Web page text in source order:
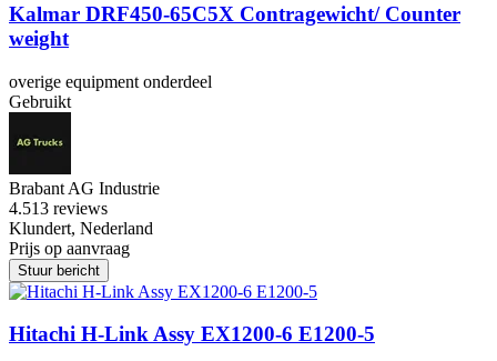
Kalmar DRF450-65C5X Contragewicht/ Counter
weight
overige equipment onderdeel
Gebruikt
Brabant AG Industrie
4.513 reviews
Klundert, Nederland
Prijs op aanvraag
Stuur bericht
Hitachi H-Link Assy EX1200-6 E1200-5